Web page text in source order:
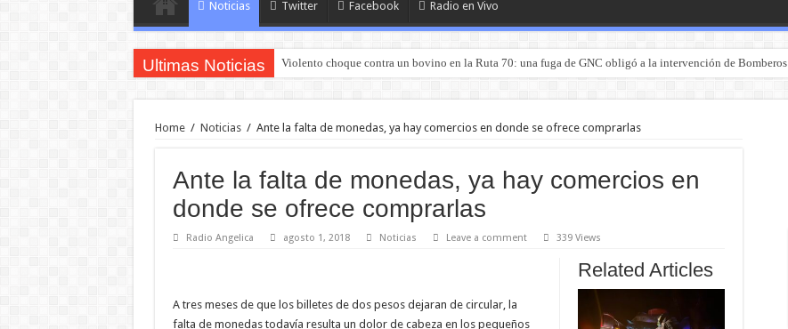
Noticias Twitter Facebook Radio en Vivo
Ultimas Noticias Violento choque contra un bovino en la Ruta 70: una fuga de GNC obligó a la intervención de Bomberos
Home / Noticias / Ante la falta de monedas, ya hay comercios en donde se ofrece comprarlas
Ante la falta de monedas, ya hay comercios en
donde se ofrece comprarlas
Radio Angelica agosto 1, 2018 Noticias Leave a comment 339 Views
Related Articles
A tres meses de que los billetes de dos pesos dejaran de circular, la
falta de monedas todavía resulta un dolor de cabeza en los pequeños